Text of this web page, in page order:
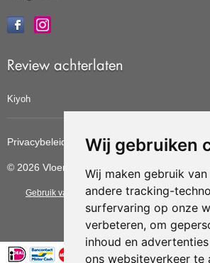
Wij gebruiken
Wij maken gebruik
andere tracking-
surfervaring op onze
verbeteren, om
inhoud en
ons websiteverkeer te
Review achterlaten
Kiyoh
Privacybeleid Cookiebeleid Update cookies
© 2026 Vloerbedekkingvoordelig
Gebruik van deze site betekent dat u de